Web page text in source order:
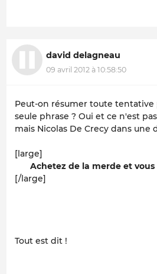
david delagneau
09 avril 2012 à 10:58:50
Peut-on résumer toute
seule phrase ? Oui et ce n'est
mais Nicolas De Crecy dans une
[large]
Achetez de la merde et
[/large]
Tout est dit !